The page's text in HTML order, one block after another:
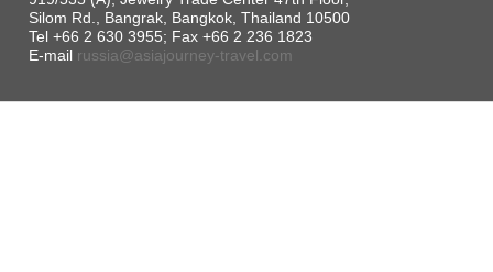
Silom Rd., Bangrak, Bangkok, Thailand 10500
Tel +66 2 630 3955; Fax +66 2 236 1823
E-mail russia@asiajourney-travel.com